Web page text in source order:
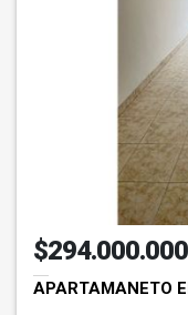
$294.000.000
APARTAMANETO